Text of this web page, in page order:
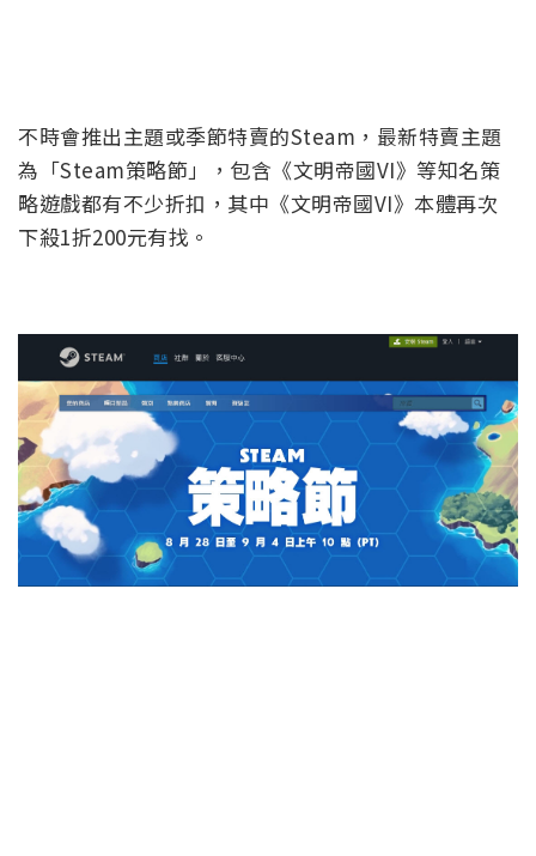
不時會推出主題或季節特賣的Steam，最新特賣主題
為「Steam策略節」，包含《文明帝國VI》等知名策
略遊戲都有不少折扣，其中《文明帝國VI》本體再次
下殺1折200元有找。